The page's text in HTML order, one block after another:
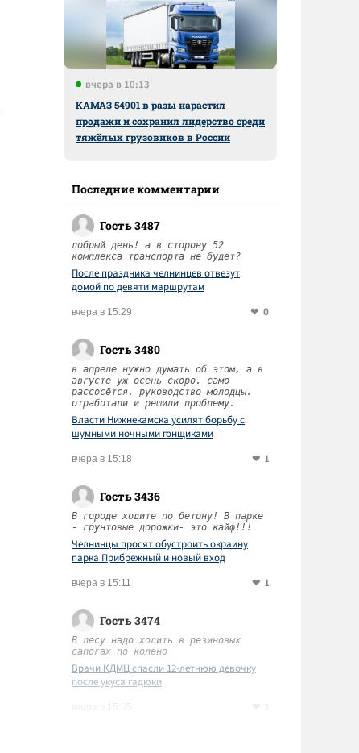
вчера в 10:13
КАМАЗ 54901 в разы нарастил
продажи и сохранил лидерство среди
тяжёлых грузовиков в России
Последние комментарии
Гость 3487
добрый день! а в сторону 52
комплекса транспорта не будет?
После праздника челнинцев отвезут
домой по девяти маршрутам
вчера в 15:29 0
Гость 3480
в апреле нужно думать об этом, а в
августе уж осень скоро. само
рассосётся. руководство молодцы.
отработали и решили проблему.
Власти Нижнекамска усилят борьбу с
шумными ночными гонщиками
вчера в 15:18 1
Гость 3436
В городе ходите по бетону! В парке
- грунтовые дорожки- это кайф!!!
Челнинцы просят обустроить окраину
парка Прибрежный и новый вход
вчера в 15:11 1
Гость 3474
В лесу надо ходить в резиновых
сапогах по колено
Врачи КДМЦ спасли 12-летнюю девочку
после укуса гадюки